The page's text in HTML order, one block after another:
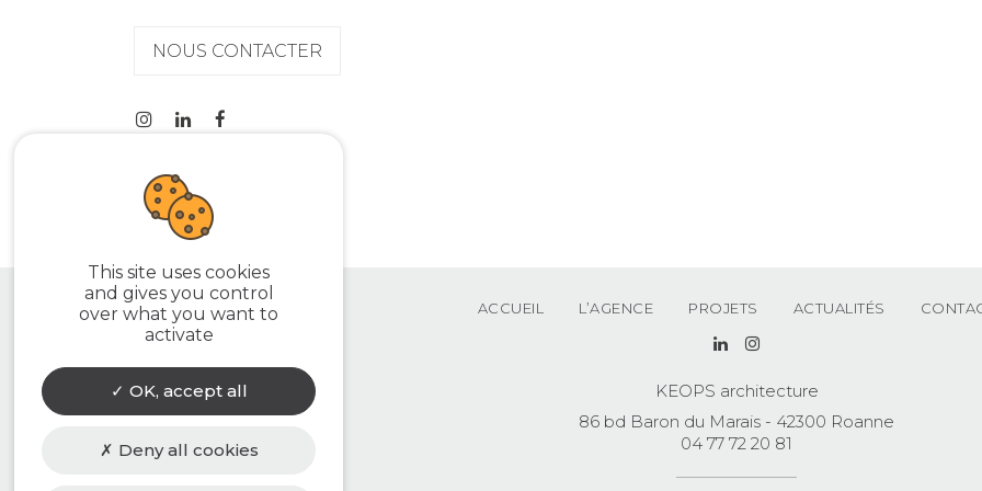
NOUS CONTACTER
ACCUEIL L’AGENCE PROJETS ACTUALITÉS
KEOPS architecture
86 bd Baron du Marais - 42300 Roanne
04 77 72 20 81
This site uses cookies
and gives you control
over what you want to
activate
OK, accept all
Deny all cookies